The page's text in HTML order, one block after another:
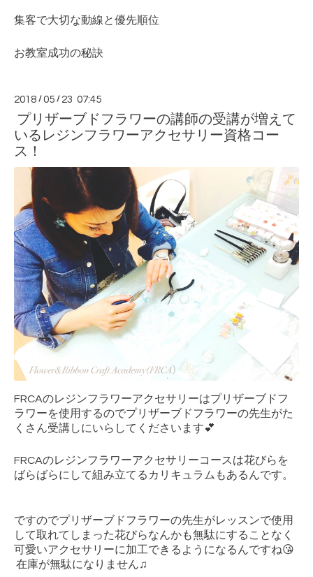
集客で大切な動線と優先順位
お教室成功の秘訣
2018 /05 / 23 07:45
プリザーブドフラワーの講師の受講が増えて
いるレジンフラワーアクセサリー資格コー
ス！
FRCAのレジンフラワーアクセサリーはプリザーブドフ
ラワーを使用するのでプリザーブドフラワーの先生がた
くさん受講しにいらしてくださいます💕
FRCAのレジンフラワーアクセサリーコースは花びらを
ばらばらにして組み立てるカリキュラムもあるんです。
ですのでプリザーブドフラワーの先生がレッスンで使用
して取れてしまった花びらなんかも無駄にすることなく
可愛いアクセサリーに加工できるようになるんですね😘
在庫が無駄になりません♫